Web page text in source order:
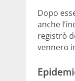
Dopo
anche
registrò
vennero